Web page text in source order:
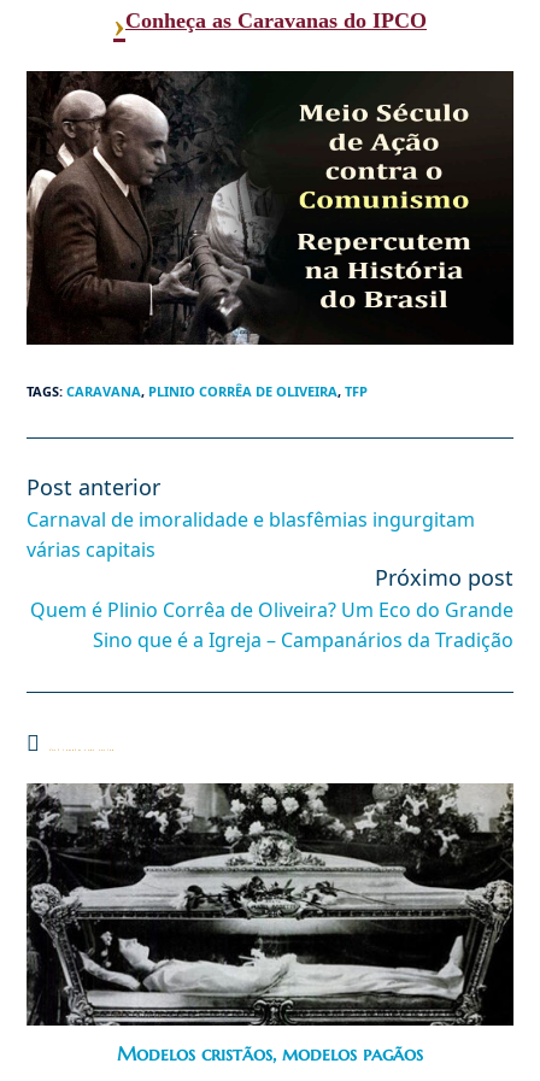
›Conheça as Caravanas do IPCO
TAGS:CARAVANA, PLINIO CORRÊA DE OLIVEIRA, TFP
Leia
artigos
Post anterior
Carnaval de imoralidade e blasfêmias ingurgitam
várias capitais
Próximo post
Quem é Plinio Corrêa de Oliveira? Um Eco do Grande
Sino que é a Igreja – Campanários da Tradição
Modelos cristãos, modelos pagãos